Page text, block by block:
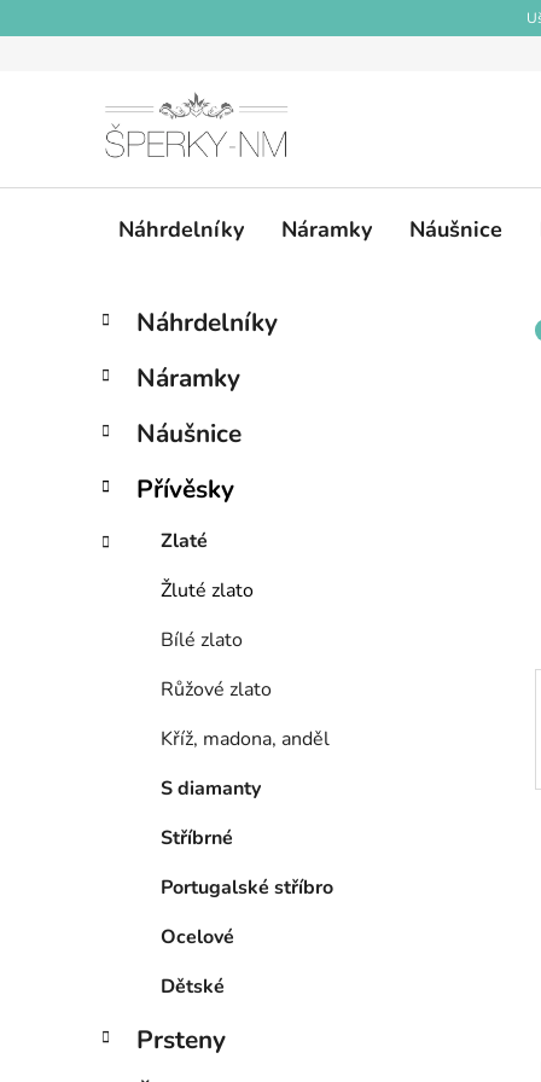
na
Náhrdelníky Náramky Náušnice
P
s
r
n
n
í
Přeskočit
kategorie
K
a
e
o
i
Náhrdelníky
Náramky
Náušnice
Přívěsky
Zlaté
Žluté zlato
Bílé zlato
Růžové zlato
Kříž, madona, anděl
S diamanty
Stříbrné
Portugalské stříbro
Ocelové
Dětské
Prsteny